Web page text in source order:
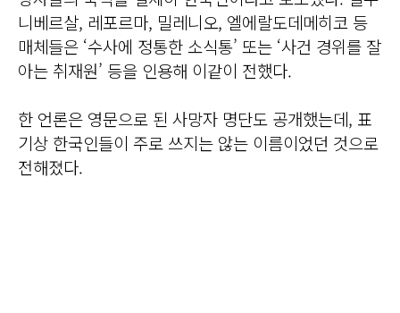
니베르살, 레포르마, 밀레니오, 엘에랄도데메히코 등
매체들은 ‘수사에 정통한 소식통’ 또는 ‘사건 경위를 잘
아는 취재원’ 등을 인용해 이같이 전했다.
한 언론은 영문으로 된 사망자 명단도 공개했는데, 표
기상 한국인들이 주로 쓰지는 않는 이름이었던 것으로
전해졌다.